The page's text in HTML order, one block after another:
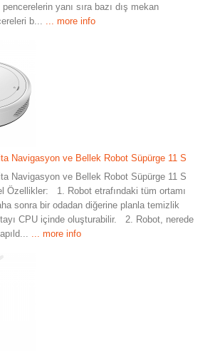
yanı sıra bazı dış mekan
b...
... more info
Navigasyon ve Bellek Robot Süpürge 11 S
Navigasyon ve Bellek Robot Süpürge 11 S
1. Robot etrafındaki tüm ortamı
sonra bir odadan diğerine planla temizlik
CPU içinde oluşturabilir. 2. Robot, nerede
... more info